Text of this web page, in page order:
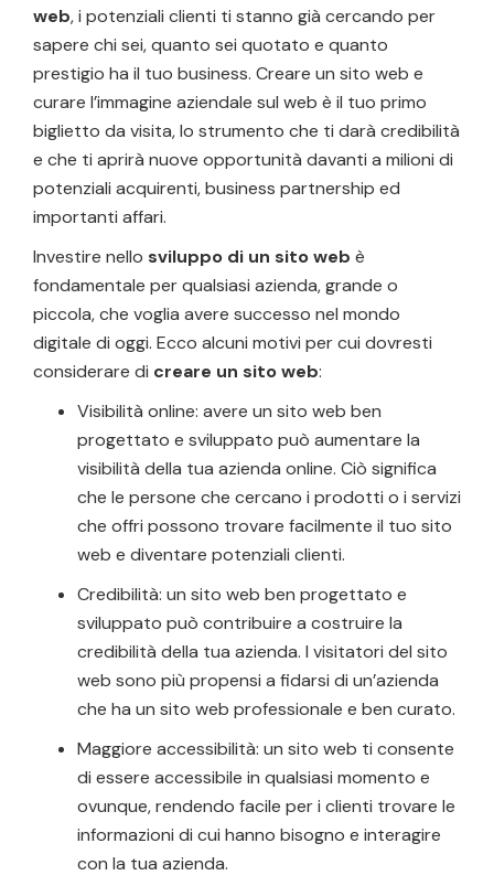
web, i potenziali clienti ti stanno già cercando per
sapere chi sei, quanto sei quotato e quanto
prestigio ha il tuo business. Creare un sito web e
curare l’immagine aziendale sul web è il tuo primo
biglietto da visita, lo strumento che ti darà credibilità
e che ti aprirà nuove opportunità davanti a milioni di
potenziali acquirenti, business partnership ed
importanti affari.
Investire nello sviluppo di un sito web è
fondamentale per qualsiasi azienda, grande o
piccola, che voglia avere successo nel mondo
digitale di oggi. Ecco alcuni motivi per cui dovresti
considerare di creare un sito web:
Visibilità online: avere un sito web ben
progettato e sviluppato può aumentare la
visibilità della tua azienda online. Ciò significa
che le persone che cercano i prodotti o i servizi
che offri possono trovare facilmente il tuo sito
web e diventare potenziali clienti.
Credibilità: un sito web ben progettato e
sviluppato può contribuire a costruire la
credibilità della tua azienda. I visitatori del sito
web sono più propensi a fidarsi di un’azienda
che ha un sito web professionale e ben curato.
Maggiore accessibilità: un sito web ti consente
di essere accessibile in qualsiasi momento e
ovunque, rendendo facile per i clienti trovare le
informazioni di cui hanno bisogno e interagire
con la tua azienda.